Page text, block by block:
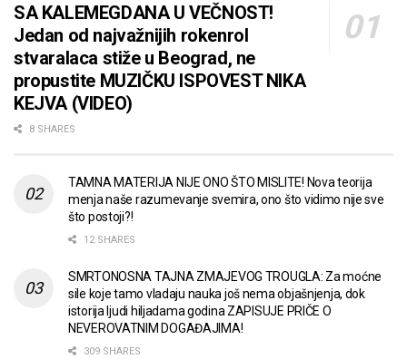
SA KALEMEGDANA U VEČNOST!
Jedan od najvažnijih rokenrol
stvaralaca stiže u Beograd, ne
propustite MUZIČKU ISPOVEST NIKA
KEJVA (VIDEO)
8 SHARES
TAMNA MATERIJA NIJE ONO ŠTO MISLITE! Nova teorija
menja naše razumevanje svemira, ono što vidimo nije sve
što postoji?!
12 SHARES
SMRTONOSNA TAJNA ZMAJEVOG TROUGLA: Za moćne
sile koje tamo vladaju nauka još nema objašnjenja, dok
istorija ljudi hiljadama godina ZAPISUJE PRIČE O
NEVEROVATNIM DOGAĐAJIMA!
309 SHARES